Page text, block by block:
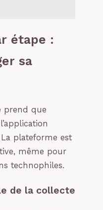
étape :
sa
prend que
plateforme est
même pour
technophiles.
de la collecte